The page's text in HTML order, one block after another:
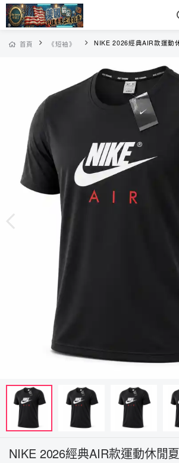
首頁 《短袖》 NIKE 2026經典AIR款運動休閒夏
NIKE 2026經典AIR款運動休閒